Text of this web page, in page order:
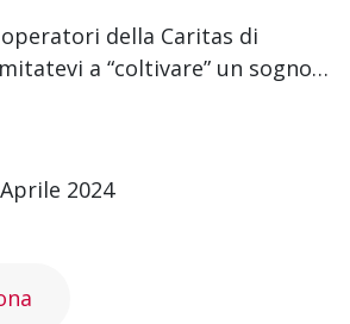
della Caritas di
a “coltivare” un sogno…
2024